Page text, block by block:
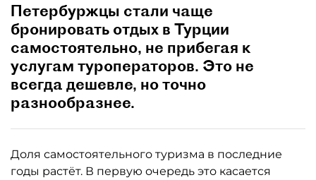
Петербуржцы стали чаще
бронировать отдых в Турции
самостоятельно, не прибегая к
услугам туроператоров. Это не
всегда дешевле, но точно
разнообразнее.
Доля самостоятельного туризма в последние
годы растёт. В первую очередь это касается